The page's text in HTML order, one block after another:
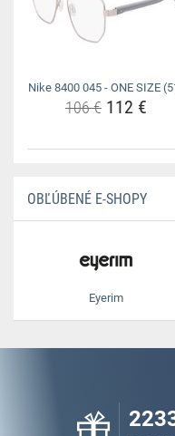
Nike 8400 045 - ONE SIZE
106 € 112 €
OBĽÚBENÉ E-SHOPY
Eyerim